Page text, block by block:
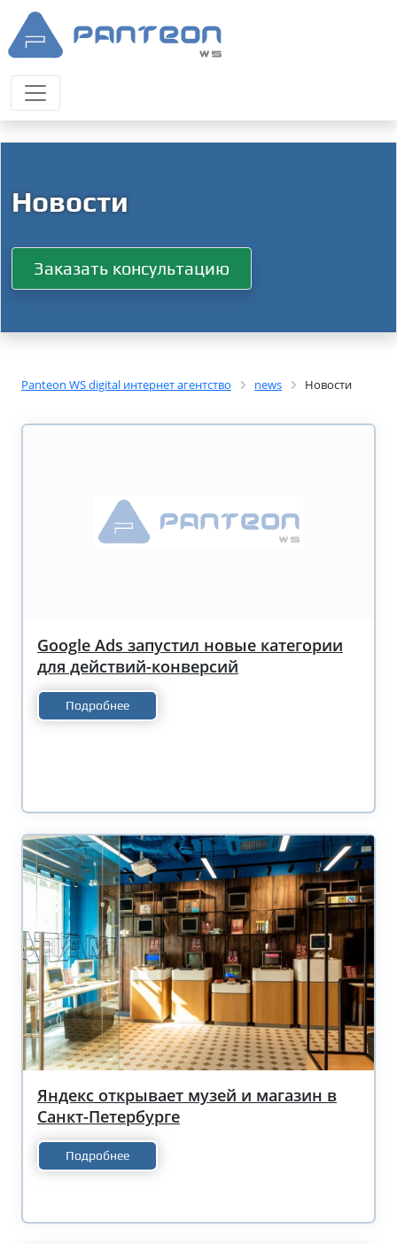
Новости
Заказать консультацию
Panteon WS digital интернет агентство news Новости
Google Ads запустил новые категории
для действий-конверсий
Подробнее
Яндекс открывает музей и магазин в
Санкт-Петербурге
Подробнее